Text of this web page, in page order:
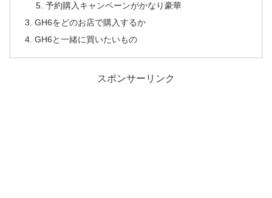
予約購入キャンペーンがかなり豪華
GH6をどのお店で購入するか
GH6と一緒に買いたいもの
スポンサーリンク